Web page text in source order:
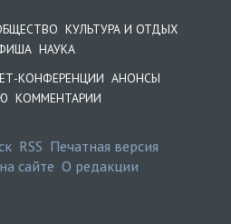
КУЛЬТУРА И ОТДЫХ
НАУКА
КОНФЕРЕНЦИИ АНОНСЫ
КОММЕНТАРИИ
RSS Печатная версия
сайте О редакции